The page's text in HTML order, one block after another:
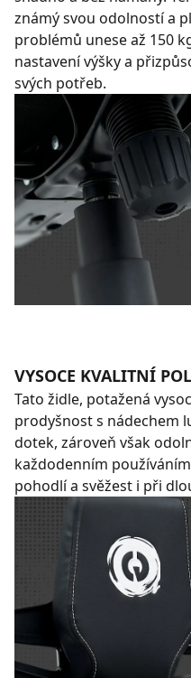
známý svou odolností a
problémů unese až 150
nastavení výšky a
svých potřeb.
VYSOCE KVALITNÍ
Tato židle, potažená
prodyšnost s nádechem
dotek, zároveň však
každodenním
pohodlí a svěžest i při